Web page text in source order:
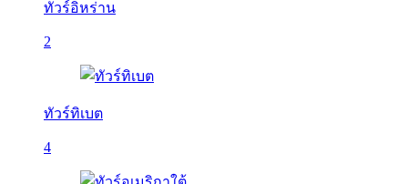
ทัวร์อิหร่าน
2
ทัวร์ทิเบต
4